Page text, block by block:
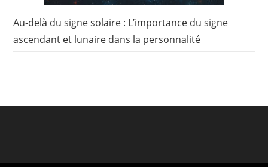
Au-delà du signe solaire : L’importance du signe
ascendant et lunaire dans la personnalité